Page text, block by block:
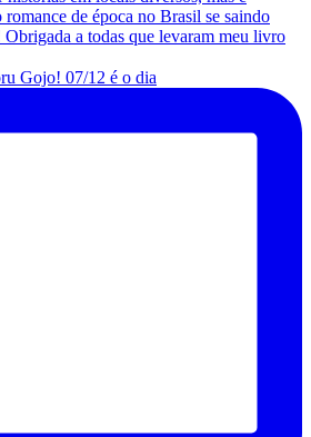
Gojo! 07/12 é o dia